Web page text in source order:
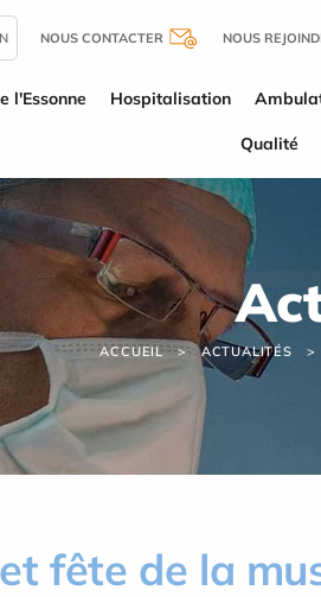
NOUS CONTACTER NOUS
l'Essonne Hospitalisation
Qualité
ACCUEIL ACTUALITÉS
fête de la